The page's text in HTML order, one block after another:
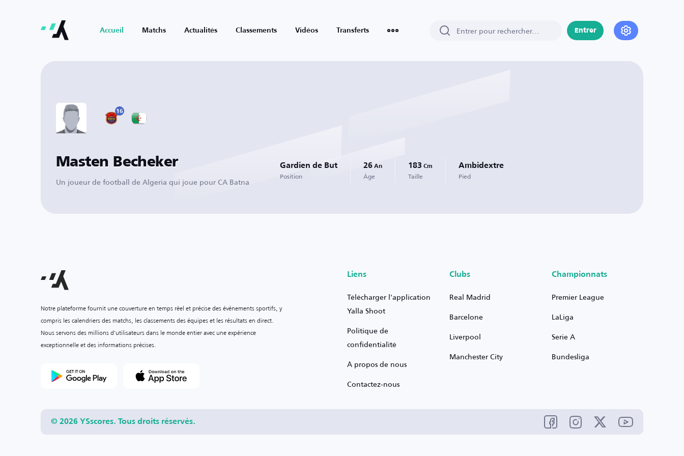
Accueil Matchs Actualités Classements Vidéos Transferts Entrer
16
Masten Becheker
Un joueur de football de Algeria qui joue pour CA Batna
Gardien de But
Position
26 An
Âge
183 Cm
Taille
Ambidextre
Pied
Notre plateforme fournit une couverture en temps réel et précise des événements sportifs, y
compris les calendriers des matchs, les classements des équipes et les résultats en direct.
Nous servons des millions d'utilisateurs dans le monde entier avec une expérience
exceptionnelle et des informations précises.
Liens
Télécharger l'application
Yalla Shoot
Politique de
confidentialité
À propos de nous
Contactez-nous
Clubs
Real Madrid
Barcelone
Liverpool
Manchester City
Championnats
Premier League
LaLiga
Serie A
Bundesliga
© 2026 YSscores. Tous droits réservés.